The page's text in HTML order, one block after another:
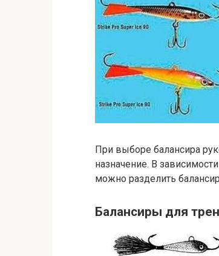
При выборе балансира
назначение. В
можно разделить
Балансиры для